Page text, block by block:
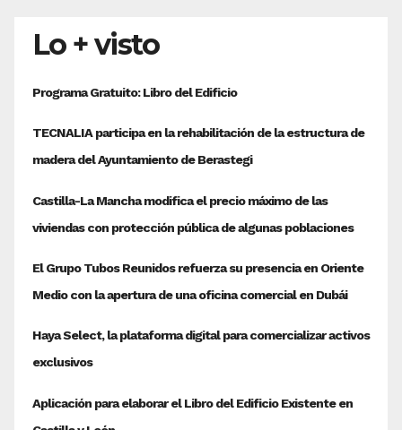
Lo + visto